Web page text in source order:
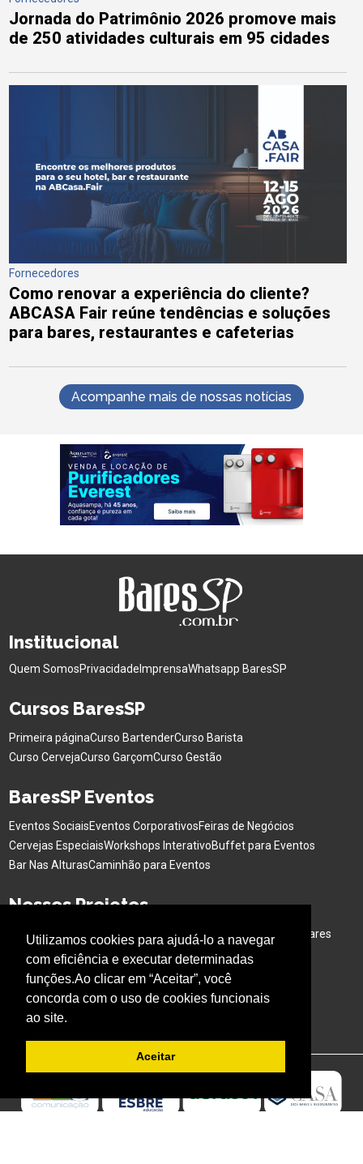
Utilizamos cookies para ajudá-lo a navegar
com eficiência e executar determinadas
funções.Ao clicar em “Aceitar”, você
concorda com o uso de cookies funcionais
ao site.
Aceitar
Jornada do Patrimônio 2026 promove mais
de 250 atividades culturais em 95 cidades
Fornecedores
Como renovar a experiência do cliente?
ABCASA Fair reúne tendências e soluções
para bares, restaurantes e cafeterias
Acompanhe mais de nossas notícias
Institucional
Quem SomosPrivacidade ImprensaWhatsapp BaresSP
Cursos BaresSP
Primeira páginaCurso BartenderCurso Barista
Curso CervejaCurso GarçomCurso Gestão
BaresSP Eventos
Eventos SociaisEventos CorporativosFeiras de Negócios
Cervejas EspeciaisWorkshops InterativoBuffet para Eventos
Bar Nas AlturasCaminhão para Eventos
Nossos Projetos
Experiência GastronômicaFamília no ParqueAtivação em Bares
Acompanhe o BARESSP